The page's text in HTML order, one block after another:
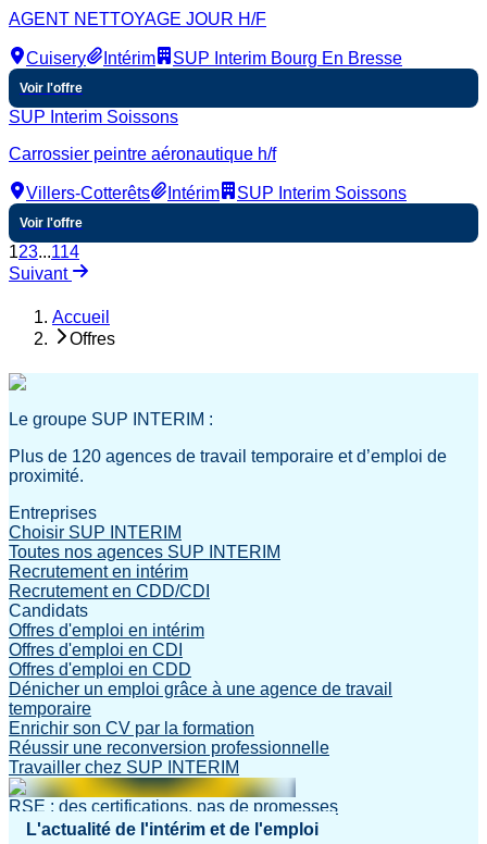
AGENT NETTOYAGE JOUR H/F
Cuisery Intérim SUP Interim Bourg En Bresse
Voir l'offre
SUP Interim Soissons
Carrossier peintre aéronautique h/f
Villers-Cotterêts Intérim SUP Interim Soissons
Voir l'offre
123...114
Suivant
Accueil
Offres
Le groupe SUP INTERIM :
Plus de 120 agences de travail temporaire et d’emploi de
proximité.
Entreprises
Choisir SUP INTERIM
Toutes nos agences SUP INTERIM
Recrutement en intérim
Recrutement en CDD/CDI
Candidats
Offres d'emploi en intérim
Offres d'emploi en CDI
Offres d'emploi en CDD
Dénicher un emploi grâce à une agence de travail
temporaire
Enrichir son CV par la formation
Réussir une reconversion professionnelle
Travailler chez SUP INTERIM
RSE : des certifications, pas de promesses
L'actualité de l'intérim et de l'emploi